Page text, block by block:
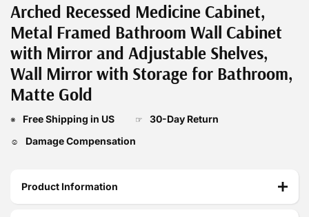
Arched Recessed Medicine Cabinet,
Metal Framed Bathroom Wall Cabinet
with Mirror and Adjustable Shelves,
Wall Mirror with Storage for Bathroom,
Matte Gold
※ Free Shipping in US ☞ 30-Day Return
☺ Damage Compensation
Product Information